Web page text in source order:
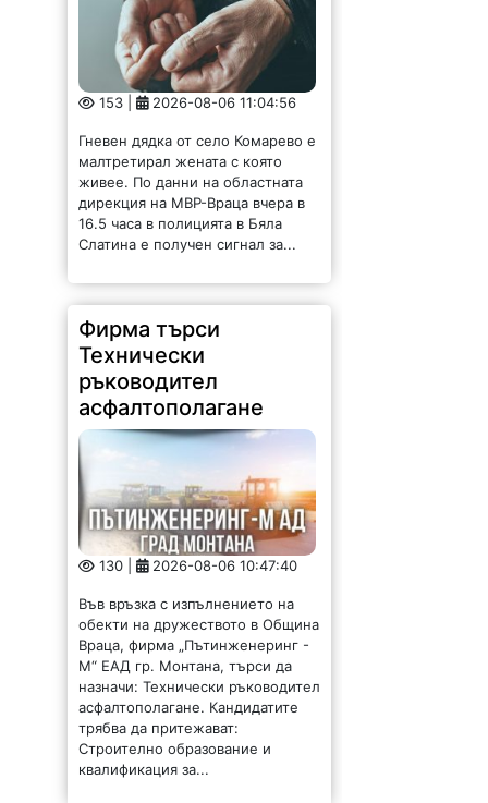
153 | 2026-08-06 11:04:56
Гневен дядка от село Комарево е
малтретирал жената с която
живее. По данни на областната
дирекция на МВР-Враца вчера в
16.5 часа в полицията в Бяла
Слатина е получен сигнал за...
Фирма търси
Технически
ръководител
асфалтополагане
130 | 2026-08-06 10:47:40
Във връзка с изпълнението на
обекти на дружеството в Община
Враца, фирма „Пътинженеринг -
М“ ЕАД гр. Монтана, търси да
назначи: Технически ръководител
асфалтополагане. Кандидатите
трябва да притежават:
Строително образование и
квалификация за...